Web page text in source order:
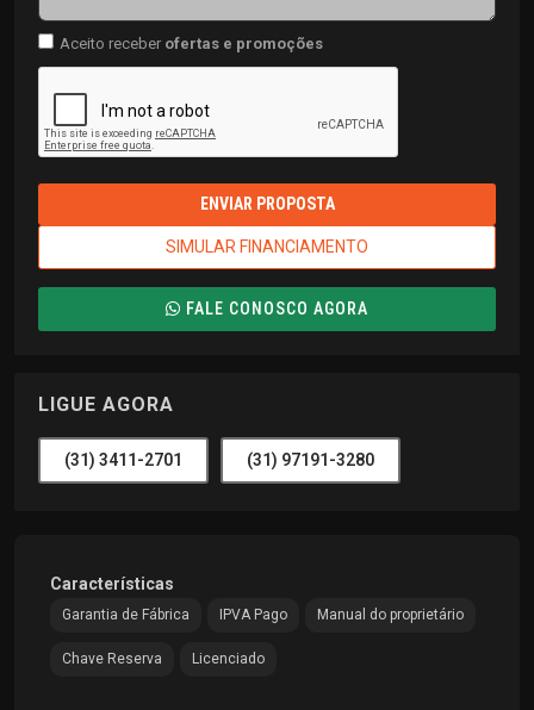
Aceito receber ofertas e promoções
ENVIAR PROPOSTA
SIMULAR FINANCIAMENTO
FALE CONOSCO AGORA
LIGUE AGORA
(31) 3411-2701 (31) 97191-3280
Características
Garantia de Fábrica IPVA Pago Manual do proprietário
Chave Reserva Licenciado